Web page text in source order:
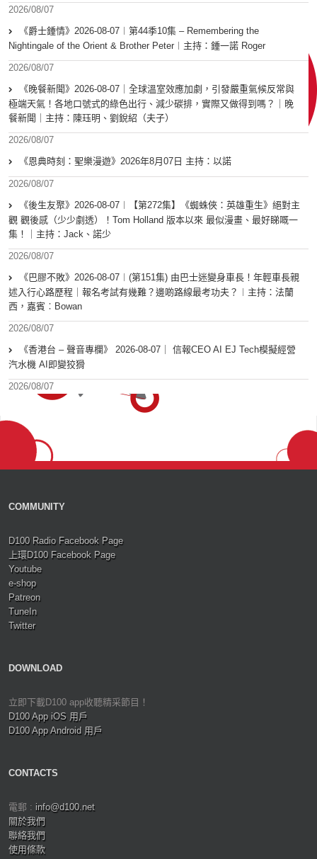
2026/08/07
《爵士鍾情》2026-08-07︱第44季10集 – Remembering the
Nightingale of the Orient & Brother Peter︱主持：鍾一諾 Roger
2026/08/07
《晚餐新聞》2026-08-07｜全球溫室效應加劇，引發嚴重氣候反常與
極端天氣！各地口號式的綠色出行、減少碳排，實際又做得到嗎？｜晚
餐新聞｜主持：陳珏明、劉銳紹（夫子）
2026/08/07
《恩典時刻：聖樂漫遊》2026年8月07日 主持：以諾
2026/08/07
《後生友聚》2026-08-07︱【第272集】《蜘蛛俠：英雄重生》絕對主
觀 觀後感（少少劇透）！Tom Holland 版本以來 最似漫畫、最好睇嘅一
集！｜主持：Jack、諾少
2026/08/07
《巴膠不敗》2026-08-07︱(第151集) 由巴士迷變身車長！年輕車長親
述入行心路歷程｜報名考試有幾難？邊啲路線最考功夫？︱主持：法蘭
西，嘉賓︰Bowan
2026/08/07
《香港台 – 聲音專欄》 2026-08-07｜ 信報CEO AI EJ Tech模擬經營
汽水機 AI即變狡猾
2026/08/07
COMMUNITY
D100 Radio Facebook Page
上環D100 Facebook Page
Youtube
e-shop
Patreon
TuneIn
Twitter
DOWNLOAD
立即下載D100 app收聽精采節目！
D100 App iOS 用戶
D100 App Android 用戶
CONTACTS
電郵 : info@d100.net
關於我們
聯絡我們
使用條款